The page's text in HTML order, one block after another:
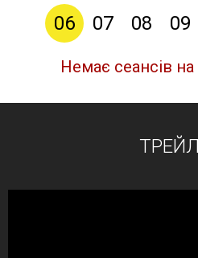
06
07 08 09
Немає сеансів на